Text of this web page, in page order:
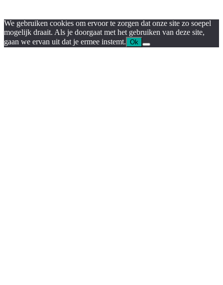
We gebruiken cookies om ervoor te zorgen dat onze site zo soepel
mogelijk draait. Als je doorgaat met het gebruiken van deze site,
gaan we ervan uit dat je ermee instemt. Ok